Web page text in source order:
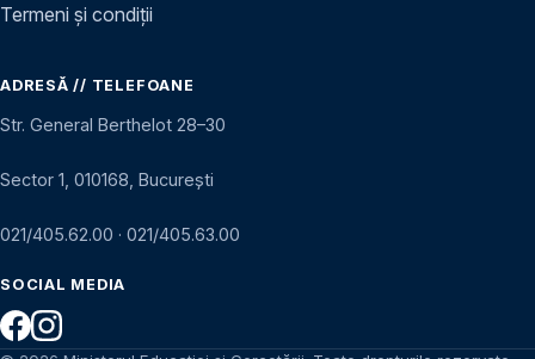
Termeni și condiții
ADRESĂ // TELEFOANE
Str. General Berthelot 28–30
Sector 1, 010168, București
021/405.62.00 · 021/405.63.00
SOCIAL MEDIA